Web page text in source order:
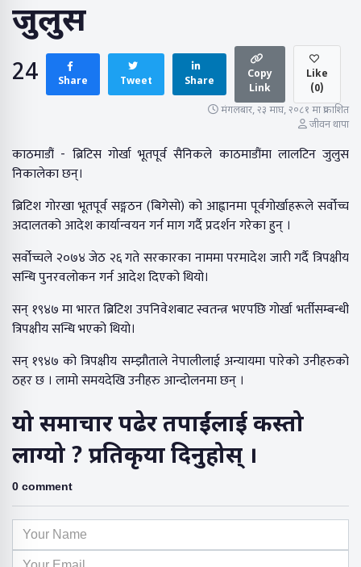
जुलुस
24 Share Tweet Share
Copy
Link
Like
(0)
मंगलबार, २३ माघ, २०८१ मा प्रकाशित
जीवन थापा
काठमाडौं - ब्रिटिस गोर्खा भूतपूर्व सैनिकले काठमाडौंमा लालटिन जुलुस
निकालेका छन्।
ब्रिटिश गोरखा भूतपूर्व सङ्गठन (बिगेसो) को आह्वानमा पूर्वगोर्खाहरूले सर्वोच्च
अदालतको आदेश कार्यान्वयन गर्न माग गर्दै प्रदर्शन गरेका हुन् ।
सर्वोच्चले २०७४ जेठ २६ गते सरकारका नाममा परमादेश जारी गर्दै त्रिपक्षीय
सन्धि पुनरवलोकन गर्न आदेश दिएको थियो।
सन् १९४७ मा भारत ब्रिटिश उपनिवेशबाट स्वतन्त्र भएपछि गोर्खा भर्तीसम्बन्धी
त्रिपक्षीय सन्धि भएको थियो।
सन् १९४७ को त्रिपक्षीय सम्झौताले नेपालीलाई अन्यायमा पारेको उनीहरुको
ठहर छ । लामो समयदेखि उनीहरु आन्दोलनमा छन् ।
यो समाचार पढेर तपाईंलाई कस्तो
लाग्यो ? प्रतिकृया दिनुहोस् ।
0 comment